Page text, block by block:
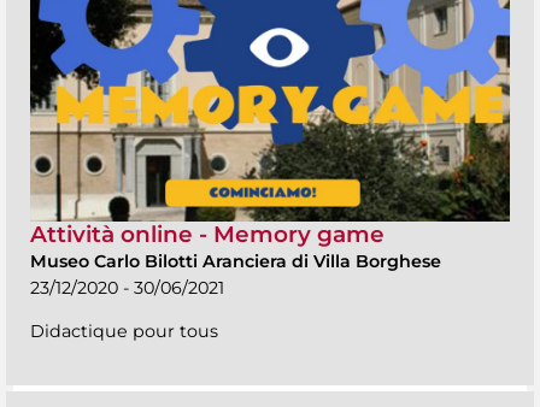
Attività online - Memory game
Museo Carlo Bilotti Aranciera di Villa Borghese
23/12/2020 - 30/06/2021
Didactique pour tous